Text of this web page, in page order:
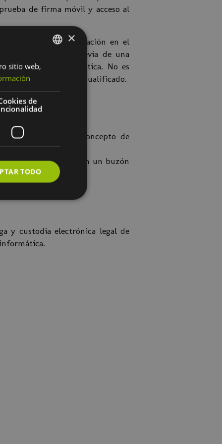
de firma móvil y acceso al
firma y visualización en el
la comunicación previa de una
para la parte práctica. No es
de un certificado cualificado.
basadas en el concepto de
electrónico en un buzón
y custodia electrónica legal de
×
sitio web,
de
TODO